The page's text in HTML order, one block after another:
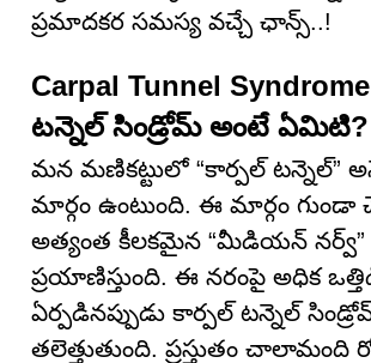
ప్రమాదకర సమస్య వ‌చ్చే ఛాన్స్‌..!
Carpal Tunnel
టన్నెల్ సిండ్రోమ్ అంటే ఏమిటి?
మన మణికట్టులో “కార్పల్ టన్నెల్”
మార్గం ఉంటుంది. ఈ మార్గం గుండా
అత్యంత కీలకమైన “మీడియన్ నర్వ్”
ప్రయాణిస్తుంది. ఈ నరంపై అధిక
ఏర్పడినప్పుడు కార్పల్ టన్నెల్
తలెత్తుతుంది. ప్రస్తుతం చాలామంది